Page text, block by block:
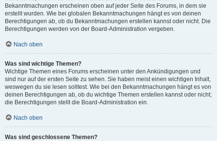
Bekanntmachungen erscheinen oben auf jeder Seite des Forums, in dem sie
erstellt wurden. Wie bei globalen Bekanntmachungen hängt es von deinen
Berechtigungen ab, ob du Bekanntmachungen erstellen kannst oder nicht. Die
Berechtigungen werden von der Board-Administration vergeben.
Nach oben
Was sind wichtige Themen?
Wichtige Themen eines Forums erscheinen unter den Ankündigungen und
sind nur auf der ersten Seite zu sehen. Sie haben meist einen wichtigen Inhalt,
weswegen du sie lesen solltest. Wie bei den Bekanntmachungen hängt es von
deinen Berechtigungen ab, ob du wichtige Themen erstellen kannst oder nicht;
die Berechtigungen stellt die Board-Administration ein.
Nach oben
Was sind geschlossene Themen?